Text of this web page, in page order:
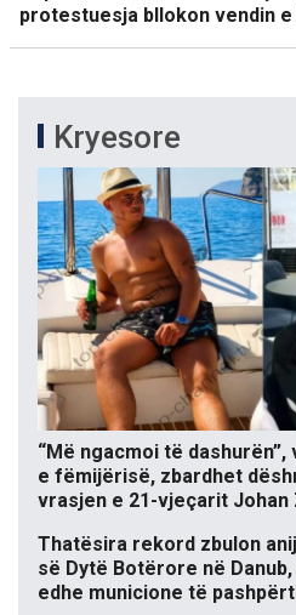
protestuesja bllokon vendin
Kryesore
“Më ngacmoi të
e fëmijërisë, zbardhet
vrasjen e 21-vjeçarit Johan
Thatësira rekord zbulon
së Dytë Botërore në
edhe municione të